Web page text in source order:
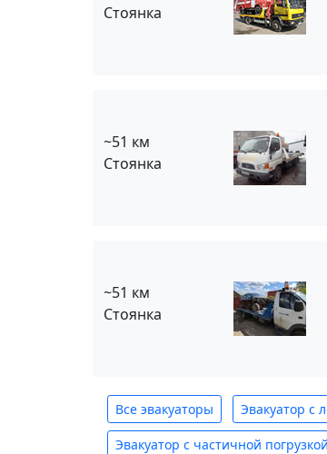
Стоянка
~51 км
Стоянка
~51 км
Стоянка
Все эвакуаторы Эвакуатор с
Эвакуатор с частичной погрузкой